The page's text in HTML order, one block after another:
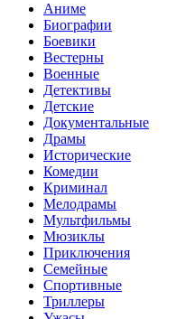
Аниме
Биографии
Боевики
Вестерны
Военные
Детективы
Детские
Документальные
Драмы
Исторические
Комедии
Криминал
Мелодрамы
Мультфильмы
Мюзиклы
Приключения
Семейные
Спортивные
Триллеры